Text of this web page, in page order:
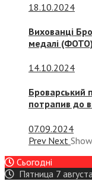
18.10.2024
Вихованці
медалі (ФОТО)
14.10.2024
Броварський
потрапив до
07.09.2024
Prev Next
Сьогодні
Пятница 7